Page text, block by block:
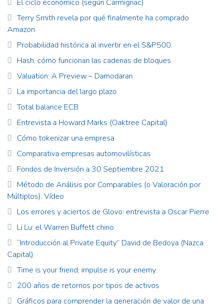
El ciclo económico (según Carmignac)
Terry Smith revela por qué finalmente ha comprado
Amazon
Probabilidad histórica al invertir en el S&P500.
Hash, cómo funcionan las cadenas de bloques
Valuation: A Preview – Damodaran
La importancia del largo plazo
Total balance ECB
Entrevista a Howard Marks (Oaktree Capital)
Cómo tokenizar una empresa
Comparativa empresas automovilísticas
Fondos de Inversión a 30 Septiembre 2021
Método de Análisis por Comparables (o Valoración por
Múltiplos). Vídeo
Los errores y aciertos de Glovo: entrevista a Oscar Pierre
Li Lu: el Warren Buffett chino
“Introducción al Private Equity” David de Bedoya (Nazca
Capital)
Time is your friend; impulse is your enemy.
200 años de retornos por tipos de activos
Gráficos para comprender la generación de valor de una